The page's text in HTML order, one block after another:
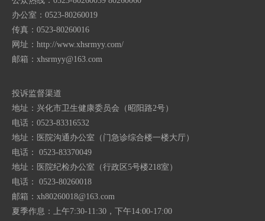
办公室：0523-80260019
传真：0523-80260016
网址：http://www.xhsrmyy.com/
邮箱： xhsrmyy@163.com
投诉监督渠道
地址：兴化市卫生健康委员会（昭阳路2号）
电话：0523-83316532
地址：医院沟通办公室（门急诊综合楼一楼大厅）
电话： 0523-83370049
地址：医院纪检办公室（行政区5号楼218室）
电话： 0523-80260018
邮箱： xh80260018@163.com
夏季作息：上午7:30-11:30，下午14:00-17:00